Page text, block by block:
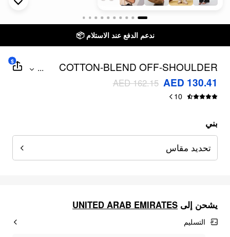
ندعم الدفع عند الاستلام 📦
COTTON-BLEND OFF-SHOULDER
LONG SLEEVE TWIST TOP
...
AED 130.41
AED 162.15
10
$
بني
تحديد مقاس
يشحن إلى UNITED ARAB EMIRATES
التسليم